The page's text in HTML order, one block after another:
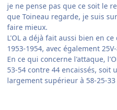
je ne pense pas que ce soit le
que Toineau regarde, je suis
faire mieux.
L'OL a déjà fait aussi bien en
1953-1954, avec également
En ce qui concerne l'attaque,
53-54 contre 44 encaissés, soit
largement supérieur à 58-25-33